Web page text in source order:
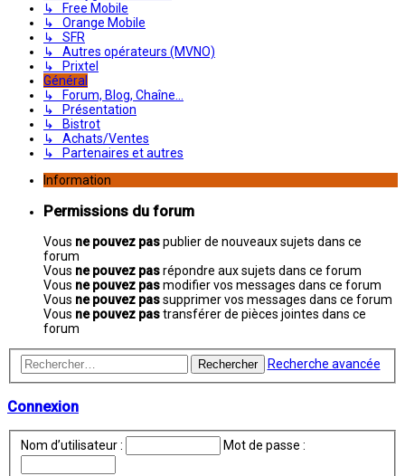
↳ Free Mobile
↳ Orange Mobile
↳ SFR
↳ Autres opérateurs (MVNO)
↳ Prixtel
Général
↳ Forum, Blog, Chaîne...
↳ Présentation
↳ Bistrot
↳ Achats/Ventes
↳ Partenaires et autres
Information
Permissions du forum
Vous ne pouvez paspublier de nouveaux sujets dans ce
forum
Vous ne pouvez pasrépondre aux sujets dans ce forum
Vous ne pouvez pasmodifier vos messages dans ce forum
Vous ne pouvez passupprimer vos messages dans ce forum
Vous ne pouvez pastransférer de pièces jointes dans ce
forum
Rechercher Recherche avancée
Connexion
Nom d’utilisateur : Mot de passe :